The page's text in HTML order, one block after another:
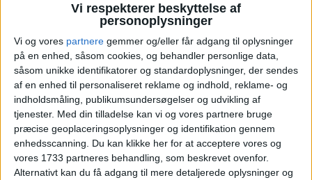
Vi respekterer beskyttelse af
personoplysninger
Vi og vores partnere gemmer og/eller får adgang til oplysninger
på en enhed, såsom cookies, og behandler personlige data,
såsom unikke identifikatorer og standardoplysninger, der sendes
af en enhed til personaliseret reklame og indhold, reklame- og
indholdsmåling, publikumsundersøgelser og udvikling af
tjenester. Med din tilladelse kan vi og vores partnere bruge
præcise geoplaceringsoplysninger og identifikation gennem
enhedsscanning. Du kan klikke her for at acceptere vores og
vores 1733 partneres behandling, som beskrevet ovenfor.
Alternativt kan du få adgang til mere detaljerede oplysninger og
28. MAJ 2026
1 UGE PÅ KRETA MED
HALVPENSION FOR KUN
2.526,-